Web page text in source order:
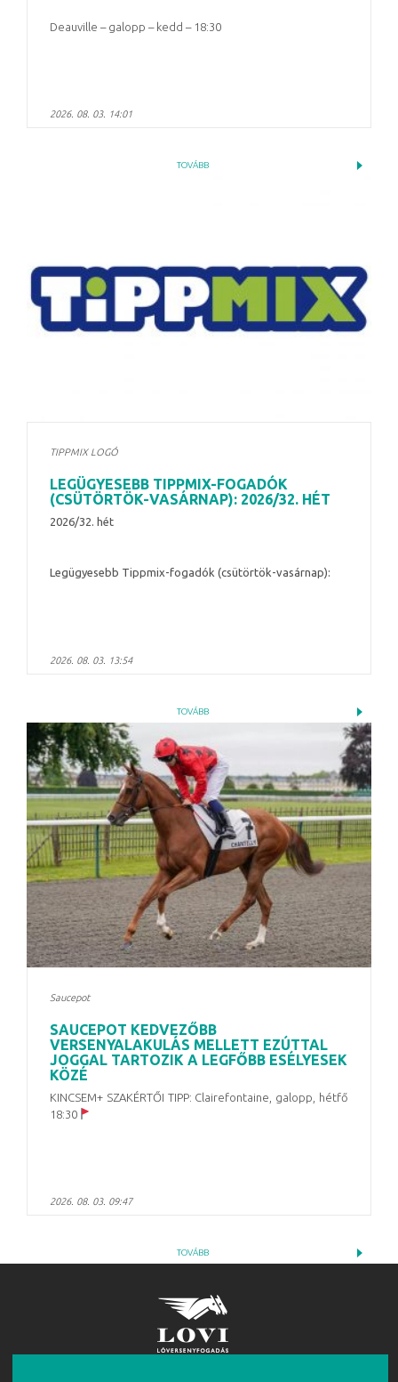
Deauville – galopp – kedd – 18:30
2026. 08. 03. 14:01
TOVÁBB
TIPPMIX LOGÓ
LEGÜGYESEBB TIPPMIX-FOGADÓK
(CSÜTÖRTÖK-VASÁRNAP): 2026/32. HÉT
2026/32. hét
Legügyesebb Tippmix-fogadók (csütörtök-vasárnap):
2026. 08. 03. 13:54
TOVÁBB
Saucepot
SAUCEPOT KEDVEZŐBB
VERSENYALAKULÁS MELLETT EZÚTTAL
JOGGAL TARTOZIK A LEGFŐBB ESÉLYESEK
KÖZÉ
KINCSEM+ SZAKÉRTŐI TIPP: Clairefontaine, galopp, hétfő
18:30
2026. 08. 03. 09:47
TOVÁBB